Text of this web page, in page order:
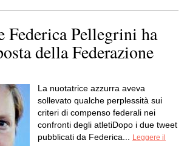
Federica Pellegrini ha
della Federazione
La nuotatrice azzurra aveva
sollevato qualche perplessità sui
criteri di compenso federali nei
confronti degli atletiDopo i due tweet
pubblicati da Federica...
Leggere il